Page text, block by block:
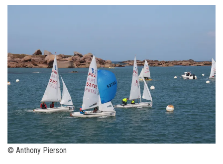
© Anthony Pierson